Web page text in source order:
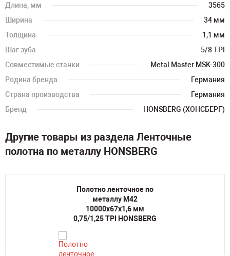
Длина, мм
3565
Ширина
34 мм
Толщина
1,1 мм
Шаг зуба
5/8 TPI
Совместимые станки
Metal Master MSK-300
Родина бренда
Германия
Страна производства
Германия
Бренд
HONSBERG (ХОНСБЕРГ)
Другие товары из раздела Ленточные
полотна по металлу HONSBERG
Полотно ленточное по
металлу M42
10000х67х1,6 мм
0,75/1,25 TPI HONSBERG